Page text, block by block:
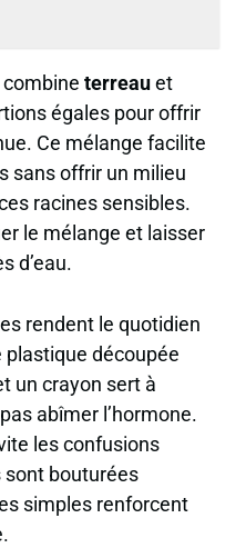
terreauet
égales pour offrir
Ce mélange facilite
sans offrir un milieu
racines sensibles.
le mélange et laisser
d’eau.
rendent le quotidien
plastique découpée
un crayon sert à
abîmer l’hormone.
les confusions
sont bouturées
simples renforcent